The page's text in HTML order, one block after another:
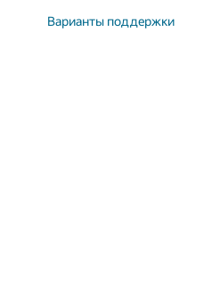
Варианты поддержки